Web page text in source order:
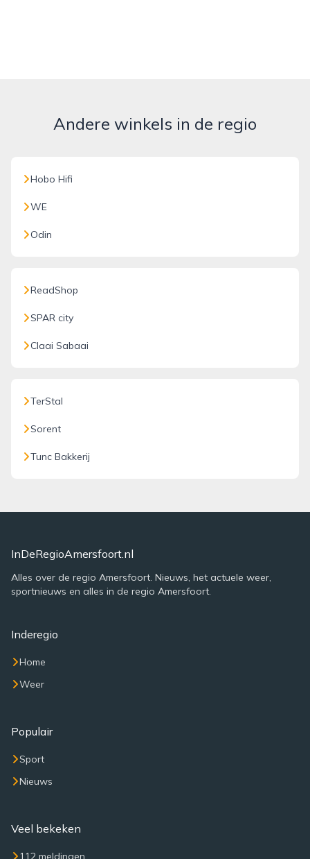
Andere winkels in de regio
Hobo Hifi
WE
Odin
ReadShop
SPAR city
Claai Sabaai
TerStal
Sorent
Tunc Bakkerij
InDeRegioAmersfoort.nl
Alles over de regio Amersfoort. Nieuws, het actuele weer,
sportnieuws en alles in de regio Amersfoort.
Inderegio
Home
Weer
Populair
Sport
Nieuws
Veel bekeken
112 meldingen